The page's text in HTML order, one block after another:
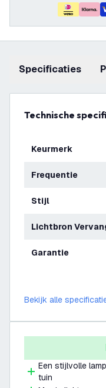
Specificaties
Technische
Keurmerk
Frequentie
Stijl
Lichtbron
Garantie
Bekijk alle
Een stijlvolle
tuin